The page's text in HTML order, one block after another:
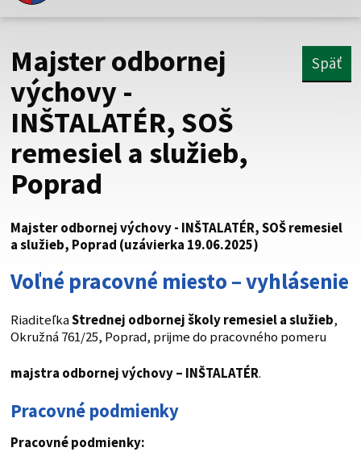
Toto je oficiálna webová stránka Prešovského
Táto stránka je zabezpečená
Buďte pozorní a vždy sa uistite, že zdieľate informácie iba
cez zabezpečenú webovú stránku. Zabezpečená stránka
vždy začína https:// pred názvom domény webového sídla.
Majster odbornej
výchovy -
INŠTALATÉR, SOŠ
remesiel a služieb,
Poprad
Späť
Majster odbornej výchovy - INŠTALATÉR, SOŠ remesiel
a služieb, Poprad (uzávierka 19.06.2025)
Voľné pracovné miesto – vyhlásenie
RiaditeľkaStrednej odbornej školy remesiel a služieb,
Okružná 761/25, Poprad, prijme do pracovného pomeru
majstra odbornej výchovy – INŠTALATÉR.
Pracovné podmienky
Pracovné podmienky: